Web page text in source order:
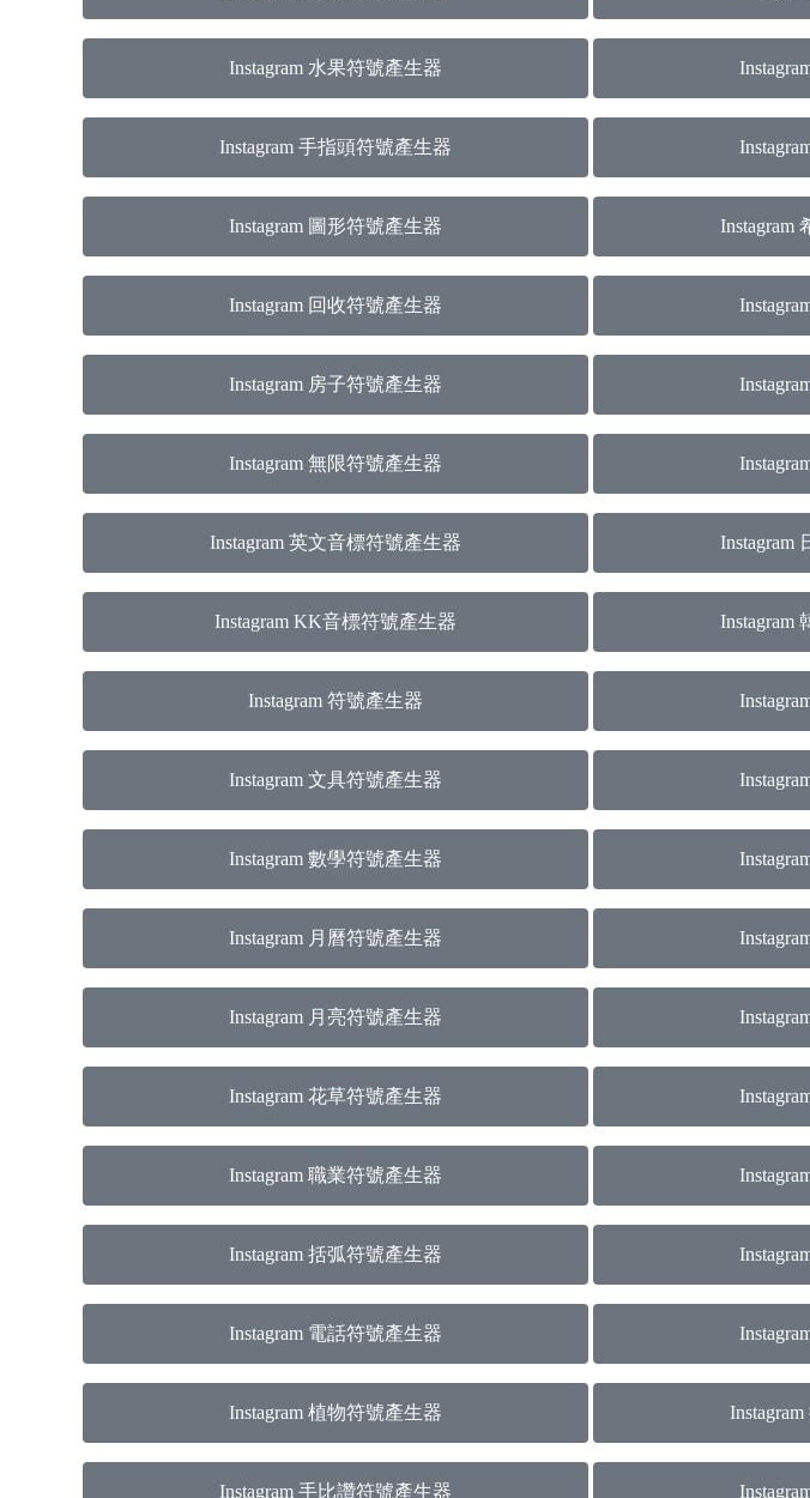
Instagram 水果符號產生器
Instagram 手指頭符號產生器
Instagram 圖形符號產生器 Instagram
Instagram 回收符號產生器
Instagram 房子符號產生器
Instagram 無限符號產生器
Instagram 英文音標符號產生器 Instagram
Instagram KK音標符號產生器 Instagram
Instagram 符號產生器
Instagram 文具符號產生器
Instagram 數學符號產生器
Instagram 月曆符號產生器
Instagram 月亮符號產生器
Instagram 花草符號產生器
Instagram 職業符號產生器
Instagram 括弧符號產生器
Instagram 電話符號產生器
Instagram 植物符號產生器
Instagram 手比讚符號產生器